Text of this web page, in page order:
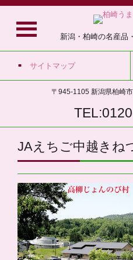
新潟・柏崎の名産品
サイトマップ
〒945-1105 新潟県柏崎
JAえちご中越きね